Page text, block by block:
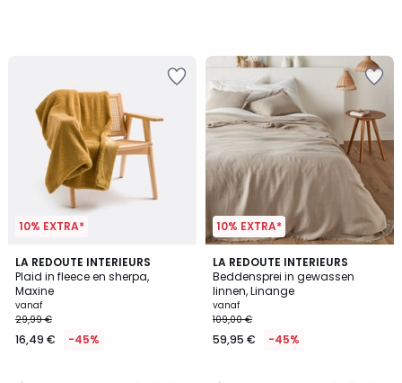
10% EXTRA*
LA REDOUTE INTERIEURS
Plaid in fleece en sherpa,
Maxine
vanaf
29,99 €
16,49 € -45%
4,8
/ 5
10
Kleuren
10% EXTRA*
LA REDOUTE INTERIEURS
Beddensprei in gewassen
linnen, Linange
vanaf
109,00 €
59,95 € -45%
4
/
5
5
Kleuren